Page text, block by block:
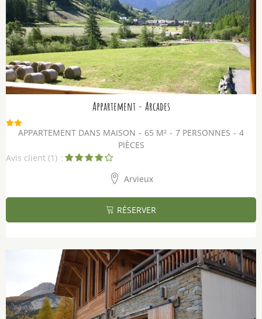
Appartement - Arcades
APPARTEMENT DANS MAISON 65 M² 7 PERSONNES
4
PIÈCES
Avis client (1)
Arvieux
RÉSERVER